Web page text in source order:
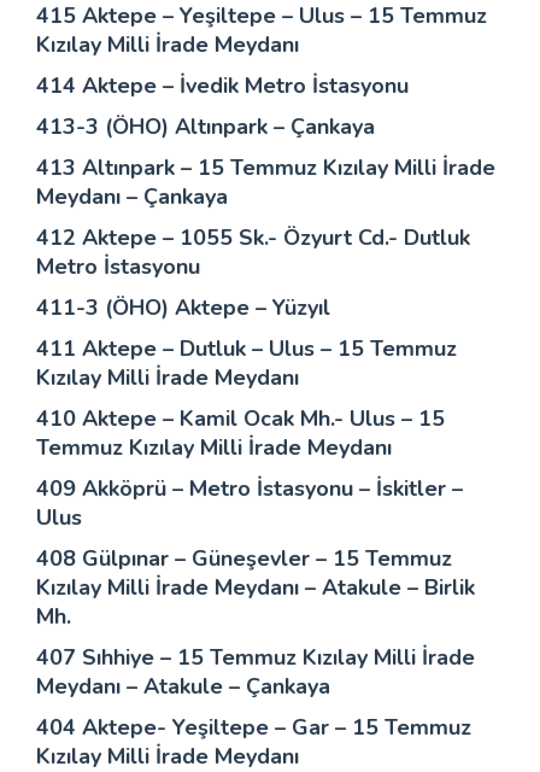
415 Aktepe – Yeşiltepe – Ulus – 15 Temmuz
Kızılay Milli İrade Meydanı
414 Aktepe – İvedik Metro İstasyonu
413-3 (ÖHO) Altınpark – Çankaya
413 Altınpark – 15 Temmuz Kızılay Milli İrade
Meydanı – Çankaya
412 Aktepe – 1055 Sk.- Özyurt Cd.- Dutluk
Metro İstasyonu
411-3 (ÖHO) Aktepe – Yüzyıl
411 Aktepe – Dutluk – Ulus – 15 Temmuz
Kızılay Milli İrade Meydanı
410 Aktepe – Kamil Ocak Mh.- Ulus – 15
Temmuz Kızılay Milli İrade Meydanı
409 Akköprü – Metro İstasyonu – İskitler –
Ulus
408 Gülpınar – Güneşevler – 15 Temmuz
Kızılay Milli İrade Meydanı – Atakule – Birlik
Mh.
407 Sıhhiye – 15 Temmuz Kızılay Milli İrade
Meydanı – Atakule – Çankaya
404 Aktepe- Yeşiltepe – Gar – 15 Temmuz
Kızılay Milli İrade Meydanı